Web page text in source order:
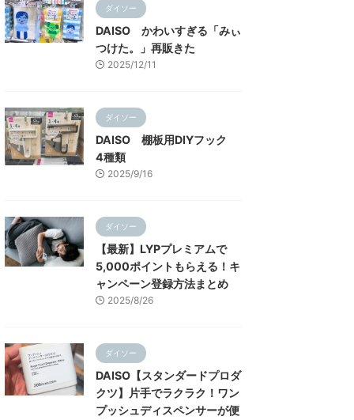
ダイソー
DAISO かわいすぎる「みぃ
つけた。」再販きた
2025/12/11
ダイソー
DAISO 棚板用DIYフック
4種類
2025/9/16
ダイソー
【最新】LYPプレミアムで
5,000ポイントもらえる！キ
ャンペーン登録方法まとめ
2025/8/26
ダイソー
DAISO【スタンダードプロダ
クツ】片手でラクラク！ワン
プッシュディスペンサーが便